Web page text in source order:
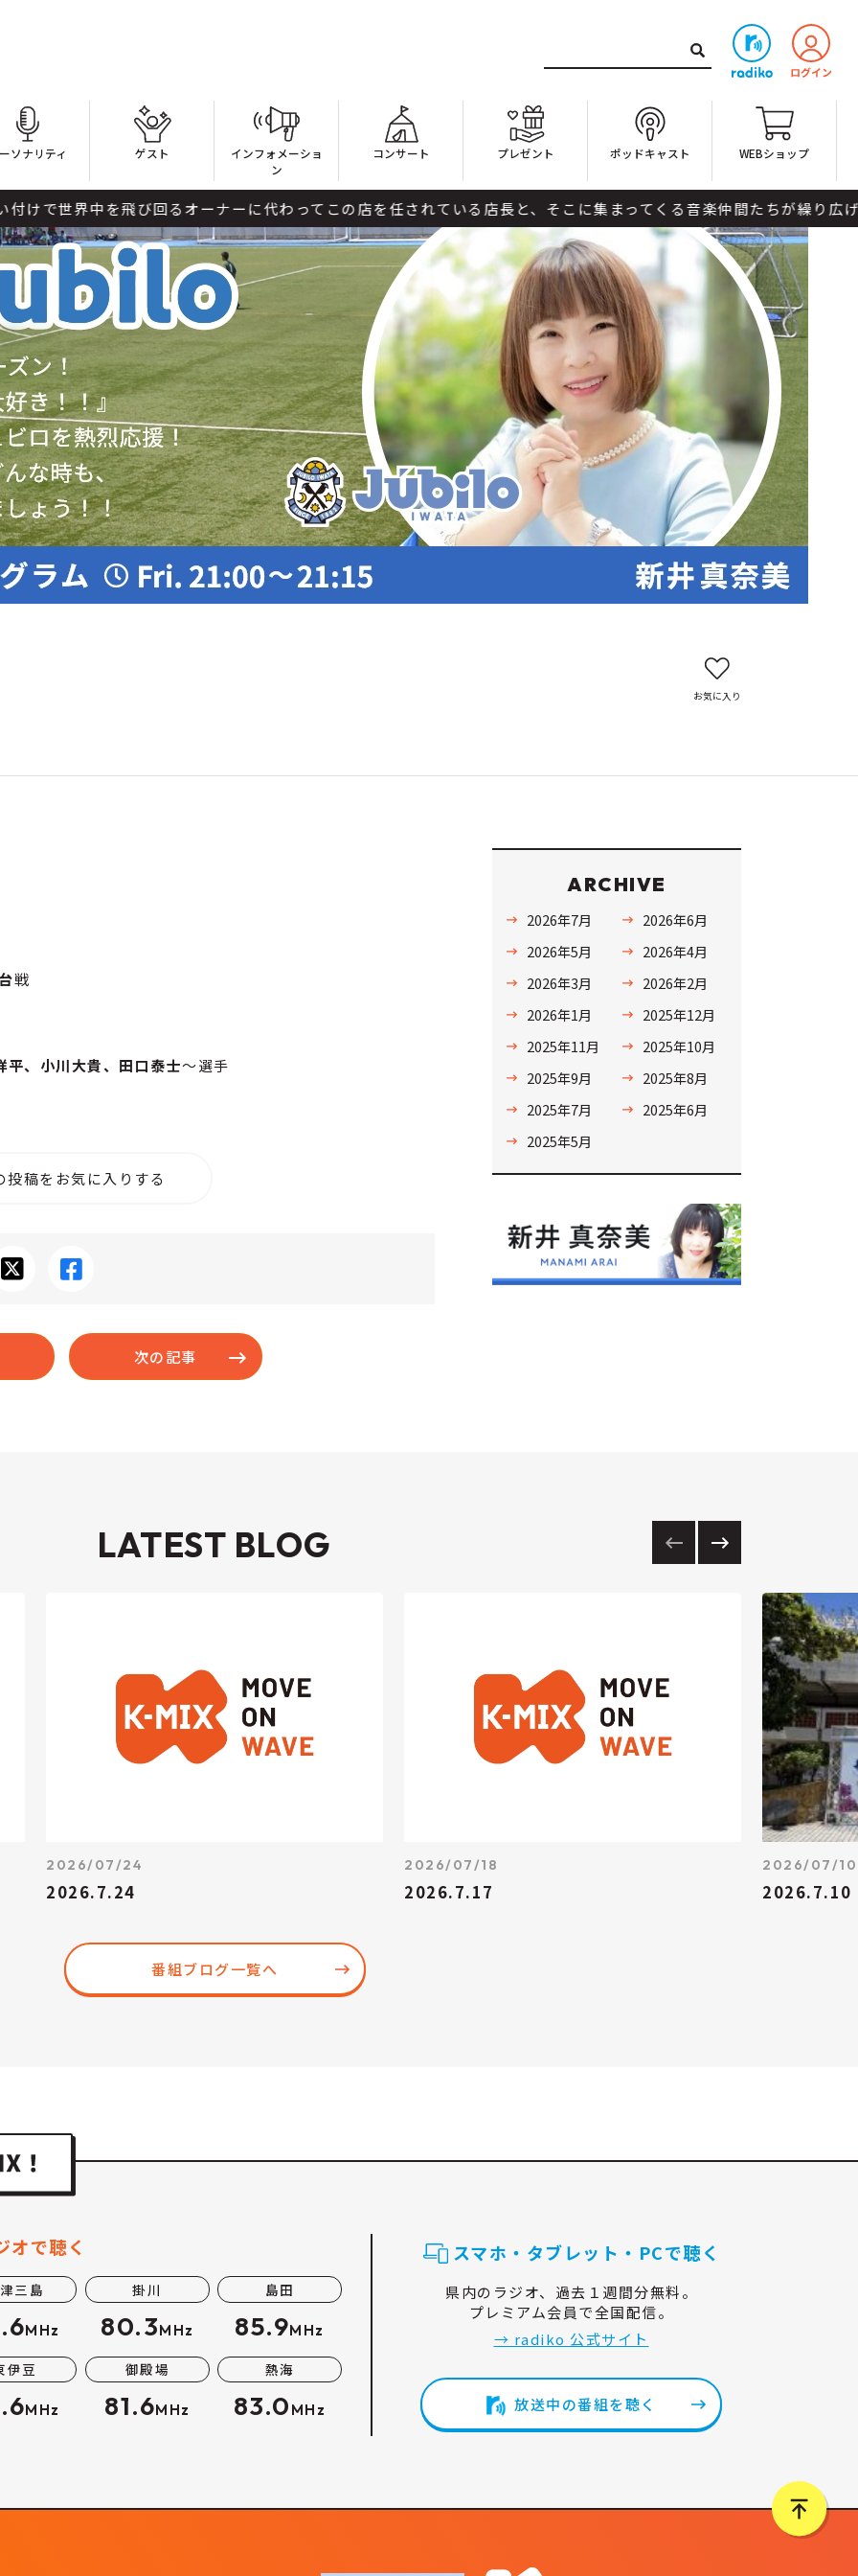
ソナリティ ゲスト
インフォメーショ
ン
コンサート プレゼント ポッドキャスト WEBショップ
飛び回るオーナーに代わってこの店を任されている店長と、そこに集まってくる音楽仲間たちが繰り広げる時間。
お気に入り
戦
、小川大貴、田口泰士～選手
投稿をお気に入りする
次の記事
ARCHIVE
2026年7月
2026年6月
2026年5月
2026年4月
2026年3月
2026年2月
2026年1月
2025年12月
2025年11月
2025年10月
2025年9月
2025年8月
2025年7月
2025年6月
2025年5月
LATEST BLOG
2026/07/24
2026.7.24
2026/07/18
2026.7.17
2026/07/10
2026.7.10
番組ブログ一覧へ
オで聴く
三島
MHz
掛川
80.3MHz
島田
85.9MHz
伊豆
MHz
御殿場
81.6MHz
熱海
83.0 MHz
スマホ・タブレット・PCで聴く
県内のラジオ、過去１週間分無料。
プレミアム会員で全国配信。
→ radiko 公式サイト
放送中の番組を聴く